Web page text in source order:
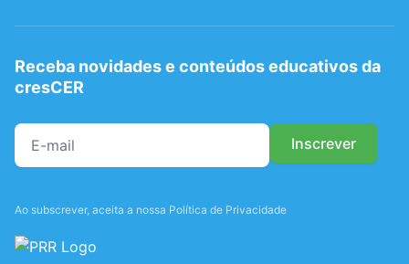
Receba novidades e conteúdos educativos da
cresCER
Ao subscrever, aceita a nossa Política de Privacidade